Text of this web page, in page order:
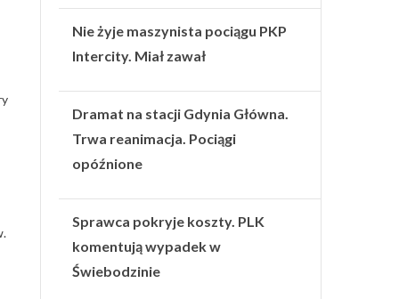
Nie żyje maszynista pociągu PKP
Intercity. Miał zawał
Dramat na stacji Gdynia Główna.
Trwa reanimacja. Pociągi
opóźnione
Sprawca pokryje koszty. PLK
komentują wypadek w
Świebodzinie